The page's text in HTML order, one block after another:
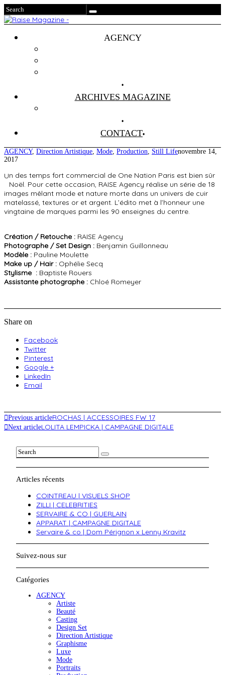
AGENCY
ARCHIVES MAGAZINE
CONTACT
AGENCY, Direction Artistique, Mode, Production, Still Lifenovembre 14,
2017
Un des temps fort commercial de One Nation Paris est bien sûr
Noël. Pour cette occasion, RAISE Agency réalise un série de 18
images mêlant mode et nature morte dans un univers de cuir
matelassé, textures or et argent. L’édito met à l’honneur une
vingtaine de marques parmi les 90 enseignes du centre.
Création / Retouche : RAISE Agency
Photographe / Set Design : Benjamin Guillonneau
Modèle : Pauline Moulette
Make up / Hair : Ophélie Secq
Stylisme : Baptiste Rouers
Assistante photographe : Chloé Romeyer
Share on
Facebook
Twitter
Pinterest
Google +
LinkedIn
Email
Previous articleROCHAS | ACCESSOIRES FW 17
Next articleLOLITA LEMPICKA | CAMPAGNE DIGITALE
Articles récents
COINTREAU | VISUELS SHOP
ZILLI | CELEBRITIES
SERVAIRE & CO | GUERLAIN
APPARAT | CAMPAGNE DIGITALE
Servaire & co | Dom Pérignon x Lenny Kravitz
Suivez-nous sur
Catégories
AGENCY
Artiste
Beauté
Casting
Design Set
Direction Artistique
Graphisme
Luxe
Mode
Portraits